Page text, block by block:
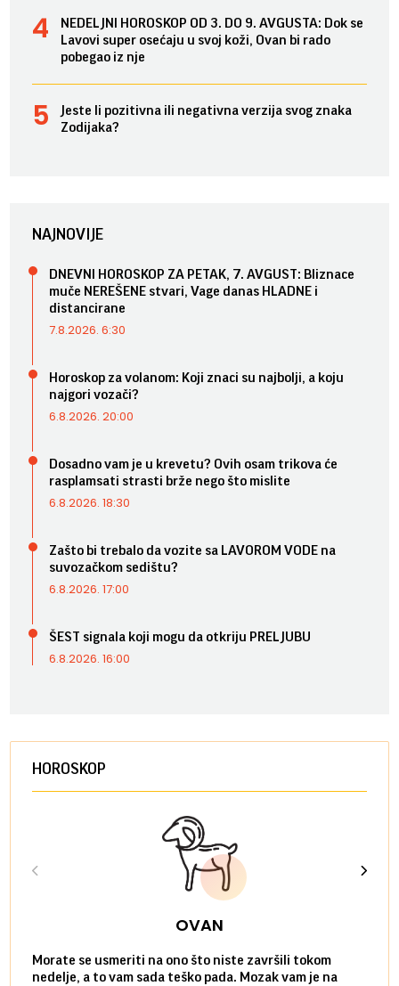
NEDELJNI HOROSKOP OD 3. DO 9. AVGUSTA: Dok se
Lavovi super osećaju u svoj koži, Ovan bi rado
pobegao iz nje
Jeste li pozitivna ili negativna verzija svog znaka
Zodijaka?
NAJNOVIJE
DNEVNI HOROSKOP ZA PETAK, 7. AVGUST: Bliznace
muče NEREŠENE stvari, Vage danas HLADNE i
distancirane
7.8.2026. 6:30
Horoskop za volanom: Koji znaci su najbolji, a koju
najgori vozači?
6.8.2026. 20:00
Dosadno vam je u krevetu? Ovih osam trikova će
rasplamsati strasti brže nego što mislite
6.8.2026. 18:30
Zašto bi trebalo da vozite sa LAVOROM VODE na
suvozačkom sedištu?
6.8.2026. 17:00
ŠEST signala koji mogu da otkriju PRELJUBU
6.8.2026. 16:00
HOROSKOP
OVAN
Morate se usmeriti na ono što niste završili tokom
nedelje, a to vam sada teško pada. Mozak vam je na